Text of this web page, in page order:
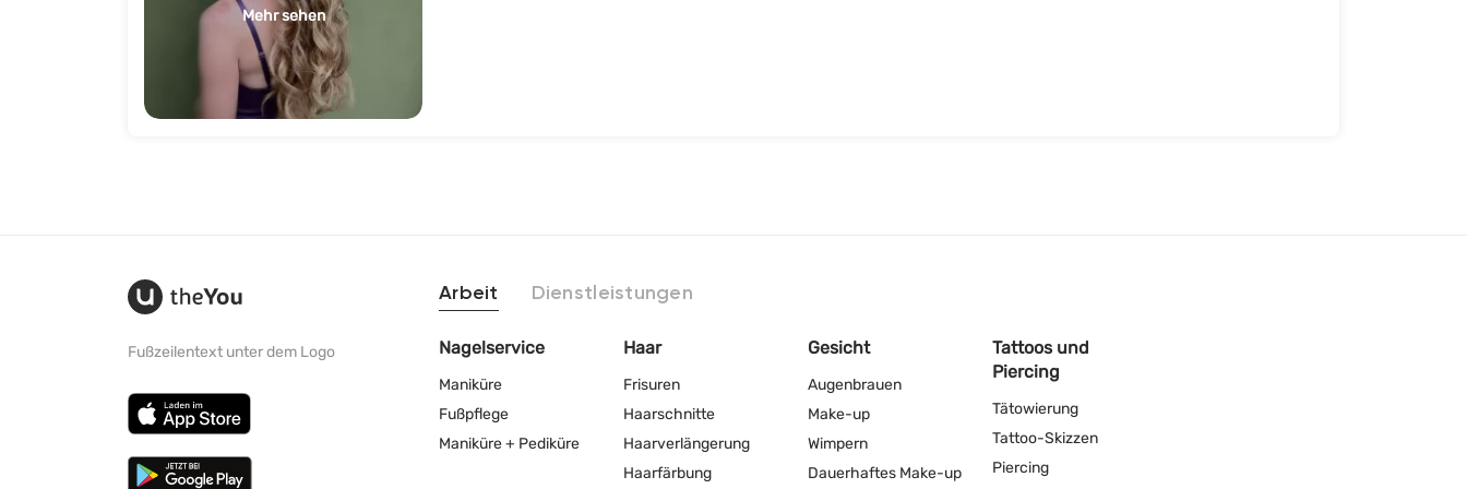
Mehr sehen
Fußzeilentext unter dem Logo
Arbeit Dienstleistungen
Nagelservice
Maniküre
Fußpflege
Maniküre + Pediküre
Haar
Frisuren
Haarschnitte
Haarverlängerung
Haarfärbung
Gesicht
Augenbrauen
Make-up
Wimpern
Dauerhaftes Make-up
Tattoos und
Piercing
Tätowierung
Tattoo-Skizzen
Piercing